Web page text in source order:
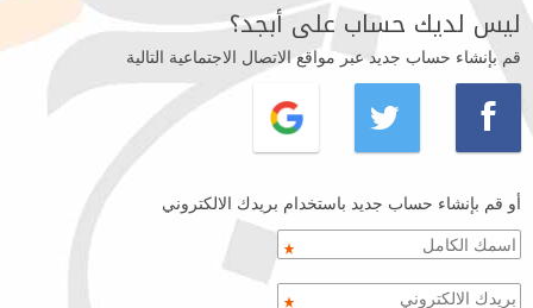
ليس لديك حساب على أبجد؟
قم بإنشاء حساب جديد عبر مواقع الاتصال الاجتماعية التالية
أو قم بإنشاء حساب جديد باستخدام بريدك الالكتروني